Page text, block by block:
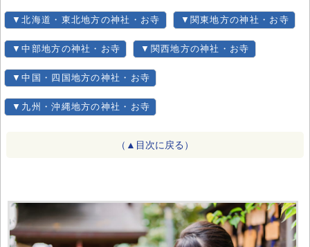
▼北海道・東北地方の神社・お寺 ▼関東地方の神社・お寺
▼中部地方の神社・お寺 ▼関西地方の神社・お寺
▼中国・四国地方の神社・お寺
▼九州・沖縄地方の神社・お寺
（▲目次に戻る）